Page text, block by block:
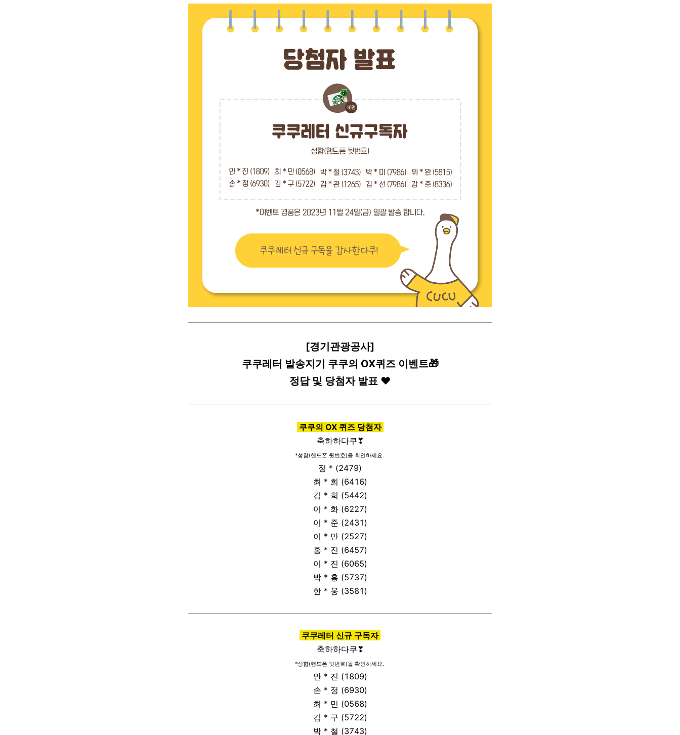
[경기관광공사]
쿠쿠레터 발송지기 쿠쿠의 OX퀴즈 이벤트🎁
정답 및 당첨자 발표 ❤
쿠쿠의 OX 퀴즈 당첨자
축하하다쿠❣
*성함(핸드폰 뒷번호)을 확인하세요.
정 * (2479)
최 * 희 (6416)
김 * 희 (5442)
이 * 화 (6227)
이 * 준 (2431)
이 * 만 (2527)
홍 * 진 (6457)
이 * 진 (6065)
박 * 홍 (5737)
한 * 웅 (3581)
쿠쿠레터 신규 구독자
축하하다쿠❣
*성함(핸드폰 뒷번호)을 확인하세요.
안 * 진 (1809)
손 * 정 (6930)
최 * 민 (0568)
김 * 구 (5722)
박 * 철 (3743)